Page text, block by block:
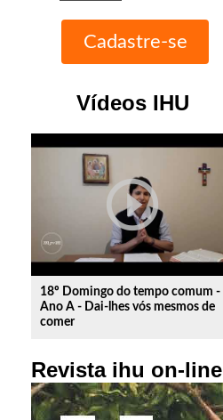
Vídeos IHU
play_circle_outline
18º Domingo do tempo comum -
Ano A - Dai-lhes vós mesmos de
comer
Revista ihu on-line